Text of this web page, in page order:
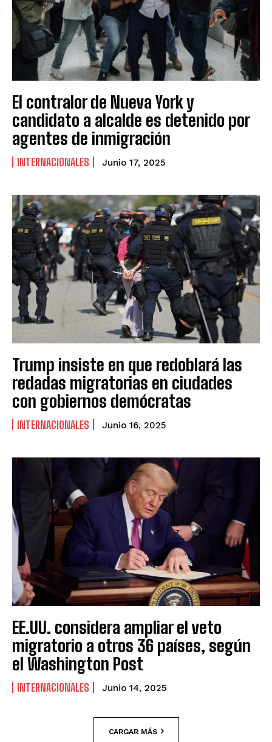
El contralor de Nueva York y
candidato a alcalde es detenido por
agentes de inmigración
INTERNACIONALES Junio 17, 2025
Trump insiste en que redoblará las
redadas migratorias en ciudades
con gobiernos demócratas
INTERNACIONALES Junio 16, 2025
EE.UU. considera ampliar el veto
migratorio a otros 36 países, según
el Washington Post
INTERNACIONALES Junio 14, 2025
CARGAR MÁS